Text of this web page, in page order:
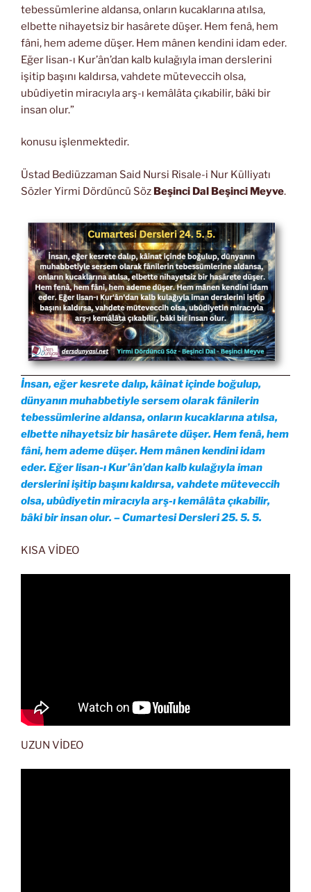
tebessümlerine aldansa, onların kucaklarına atılsa,
elbette nihayetsiz bir hasârete düşer. Hem fenâ, hem
fâni, hem ademe düşer. Hem mânen kendini idam eder.
Eğer lisan-ı Kur’ân’dan kalb kulağıyla iman derslerini
işitip başını kaldırsa, vahdete müteveccih olsa,
ubûdiyetin miracıyla arş-ı kemâlâta çıkabilir, bâki bir
insan olur.”
konusu işlenmektedir.
Üstad Bediüzzaman Said Nursi Risale-i Nur Külliyatı
Sözler Yirmi Dördüncü Söz Beşinci Dal Beşinci Meyve.
İnsan, eğer kesrete dalıp, kâinat içinde boğulup,
dünyanın muhabbetiyle sersem olarak fânilerin
tebessümlerine aldansa, onların kucaklarına atılsa,
elbette nihayetsiz bir hasârete düşer. Hem fenâ, hem
fâni, hem ademe düşer. Hem mânen kendini idam
eder. Eğer lisan-ı Kur’ân’dan kalb kulağıyla iman
derslerini işitip başını kaldırsa, vahdete müteveccih
olsa, ubûdiyetin miracıyla arş-ı kemâlâta çıkabilir,
bâki bir insan olur. – Cumartesi Dersleri 25. 5. 5.
KISA VİDEO
UZUN VİDEO